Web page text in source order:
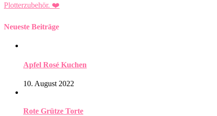
Plotterzubehör. ❤️
Neueste Beiträge
Apfel Rosé Kuchen
10. August 2022
Rote Grütze Torte